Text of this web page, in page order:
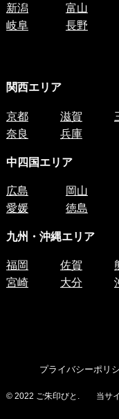
新潟 富山
岐阜
長野
関西エリア
京都 滋賀
奈良
兵庫
中四国エリア
広島 岡山
愛媛
徳島
九州・沖縄エリア
福岡 佐賀
宮崎
大分
プライバシーポリ
© 2022 ご朱印びと. 当サイ